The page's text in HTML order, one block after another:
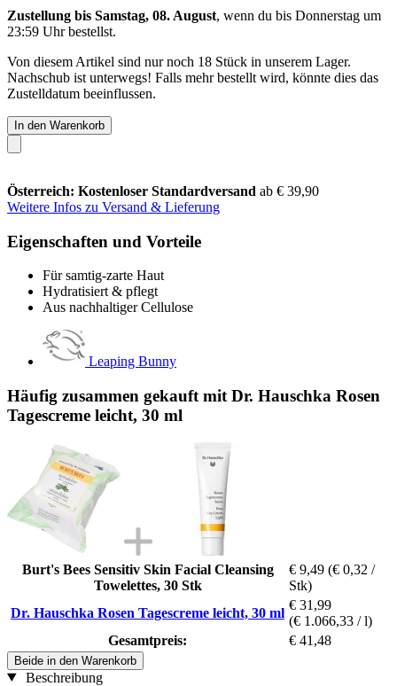
Zustellung bis Samstag, 08. August, wenn du bis Donnerstag um
23:59 Uhrbestellst.
Von diesem Artikel sind nur noch 18 Stück in unserem Lager.
Nachschub ist unterwegs! Falls mehr bestellt wird, könnte dies das
Zustelldatum beeinflussen.
In den Warenkorb
Österreich: Kostenloser Standardversand ab € 39,90
Weitere Infos zu Versand & Lieferung
Eigenschaften und Vorteile
Für samtig-zarte Haut
Hydratisiert & pflegt
Aus nachhaltiger Cellulose
Leaping Bunny
Häufig zusammen gekauft mit Dr. Hauschka Rosen
Tagescreme leicht, 30 ml
Burt's Bees Sensitiv Skin Facial Cleansing
Towelettes, 30 Stk
€ 9,49 (€ 0,32 /
Stk)
Dr. Hauschka Rosen Tagescreme leicht, 30 ml
€ 31,99
(€ 1.066,33 / l)
Gesamtpreis:
€ 41,48
Beide in den Warenkorb
Beschreibung